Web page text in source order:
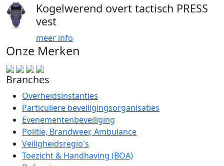
Kogelwerend overt tactisch PRESS
vest
meer info
Onze Merken
Branches
Overheidsinstanties
Particuliere beveiligingsorganisaties
Evenementenbeveiliging
Politie, Brandweer, Ambulance
Veiligheidsregio's
Toezicht & Handhaving (BOA)